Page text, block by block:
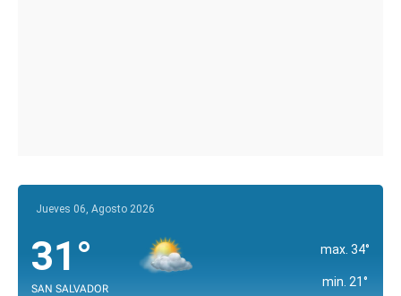
Jueves 06, Agosto 2026
31°
SAN SALVADOR
max. 34°
min. 21°